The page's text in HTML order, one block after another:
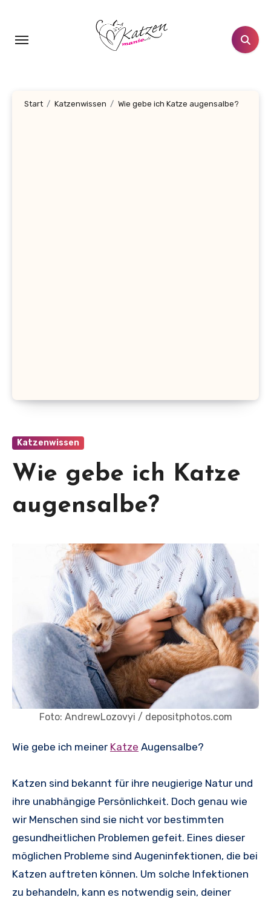
springen
Start Katzenwissen Wie gebe ich Katze augensalbe?
Katzenwissen
Wie gebe ich Katze
augensalbe?
Foto: AndrewLozovyi / depositphotos.com
Wie gebe ich meiner Katze Augensalbe?
Katzen sind bekannt für ihre neugierige Natur und
ihre unabhängige Persönlichkeit. Doch genau wie
wir Menschen sind sie nicht vor bestimmten
gesundheitlichen Problemen gefeit. Eines dieser
möglichen Probleme sind Augeninfektionen, die bei
Katzen auftreten können. Um solche Infektionen
zu behandeln, kann es notwendig sein, deiner